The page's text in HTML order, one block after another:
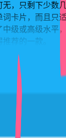
，只剩下少数
词卡片，而且只
级或高级水平
荐的一款。
候在线
能记住我们之前
以放心大胆地